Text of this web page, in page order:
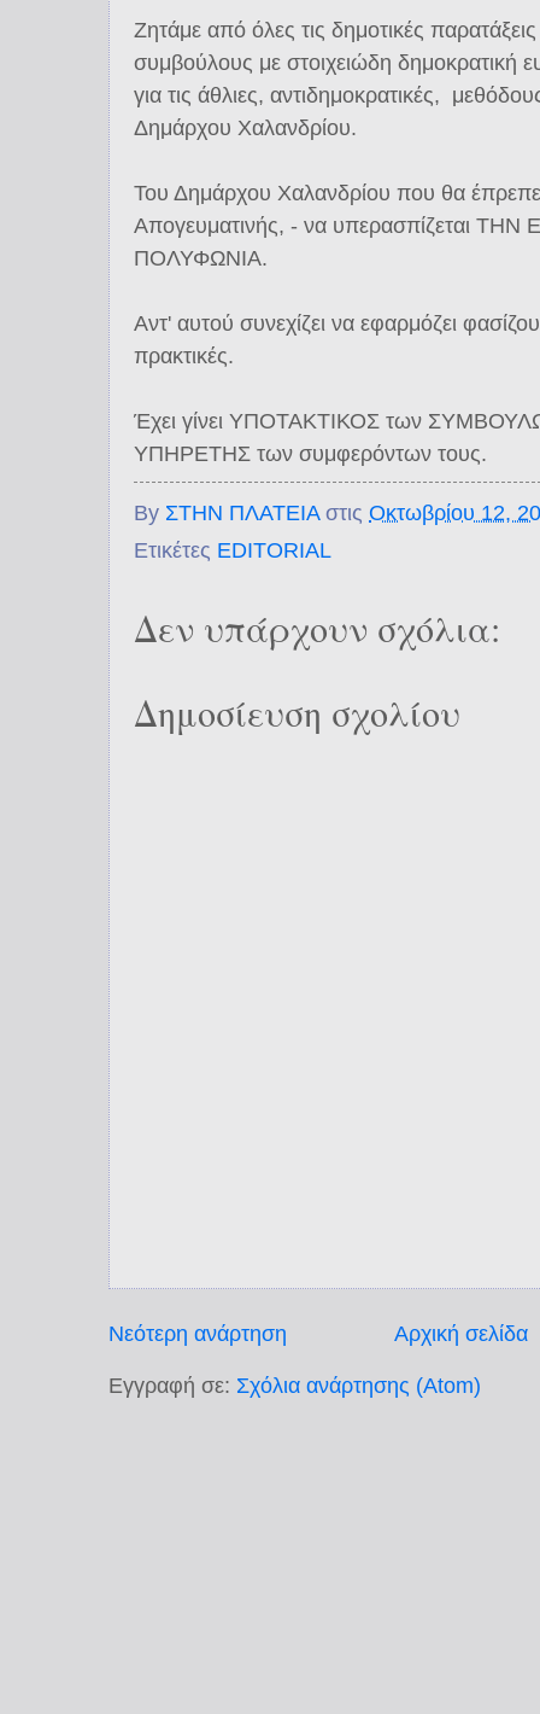
Ζητάμε από όλες τις δημοτικές
συμβούλους με στοιχειώδη δημοκρατική
για τις άθλιες, αντιδημοκρατικές,
Δημάρχου Χαλανδρίου.
Του Δημάρχου Χαλανδρίου που θα
Απογευματινής, - να υπερασπίζεται
ΠΟΛΥΦΩΝΙΑ.
Αντ' αυτού συνεχίζει να εφαρμόζει
πρακτικές.
Έχει γίνει ΥΠΟΤΑΚΤΙΚΟΣ των
ΥΠΗΡΕΤΗΣ των συμφερόντων τους.
By ΣΤΗΝ ΠΛΑΤΕΙΑ στις Οκτωβρίου 12,
Ετικέτες EDITORIAL
Δεν υπάρχουν σχόλια:
Δημοσίευση σχολίου
Νεότερη ανάρτηση Αρχική σελίδα
Εγγραφή σε: Σχόλια ανάρτησης (Atom)